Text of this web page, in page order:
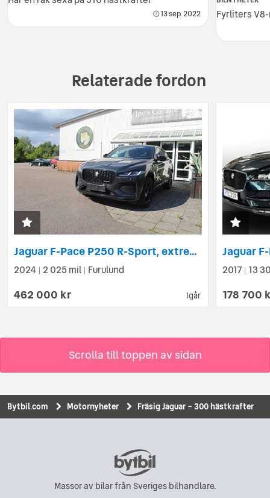
13 sep. 2022 Fyrliters
Relaterade fordon
Igår
Jaguar F-Pace P250 R-Sport, extremt välutrustad
2024 2 025 mil Furulund
462 000 kr
2017 13
178 700
Scrolla till toppen av sidan
Bytbil.com Motornyheter Fräsig Jaguar – 300 hästkrafter
Massor av bilar från Sveriges bilhandlare.